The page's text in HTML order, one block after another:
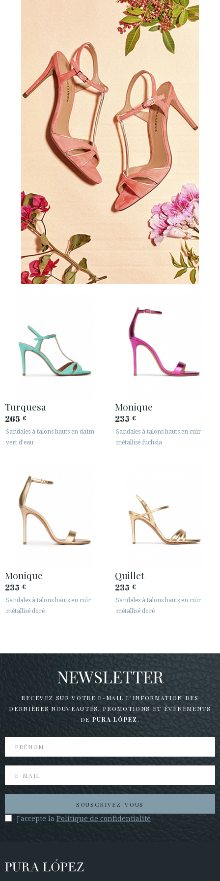
Turquesa
265 €
Sandales à talons hauts en daim
vert d'eau
Monique
235 €
Sandales à talons hauts en cuir
métallisé fuchsia
Monique
235 €
Sandales à talons hauts en cuir
métallisé doré
Quillet
235 €
Sandales à talons hauts en cuir
métallisé doré
NEWSLETTER
RECEVEZ SUR VOTRE E-MAIL L'INFORMATION DES
DERNIÈRES NOUVEAUTÉS, PROMOTIONS ET ÉVÈNEMENTS
DE PURA LÓPEZ .
SOUSCRIVEZ-VOUS
J'accepte la Politique de confidentialité